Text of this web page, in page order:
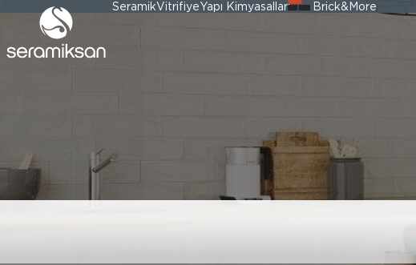
SeramikVitrifiyeYapı Kimyasalları Brick&More
Yazın Tazeliğini